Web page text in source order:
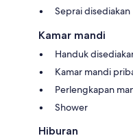
Seprai disediakan
Kamar mandi
Handuk
Kamar mandi
Perlengkapan
Shower
Hiburan